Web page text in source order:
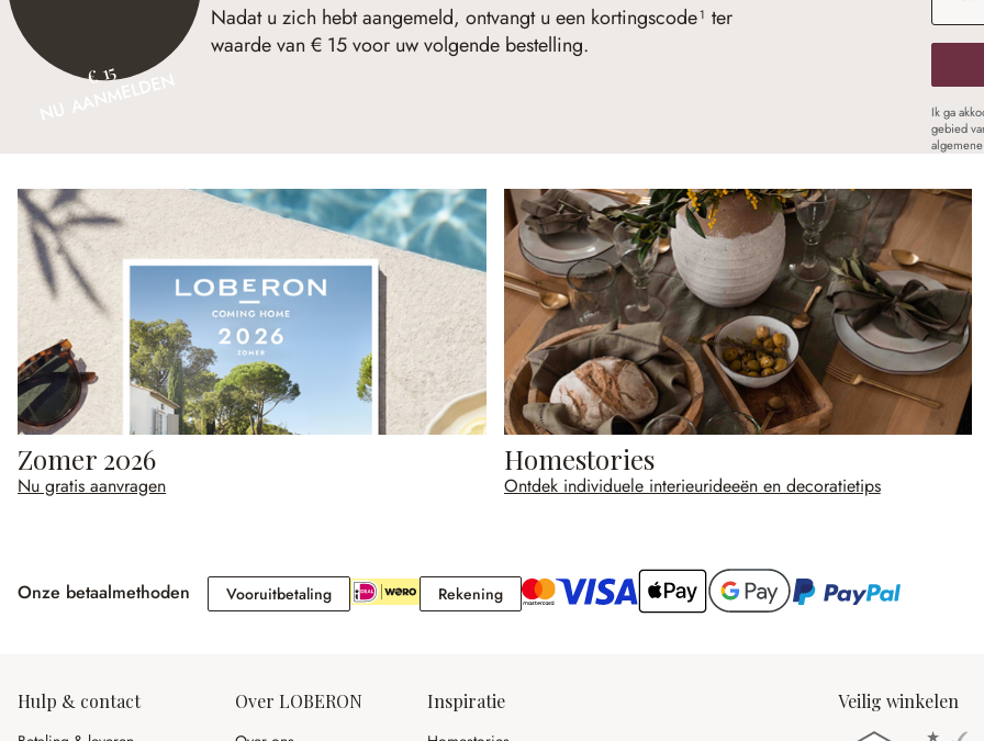
€ 15
NU AANMELDEN
Nadat u zich hebt aangemeld, ontvangt u een kortingscode¹ ter
waarde van € 15 voor uw volgende bestelling.
Ik ga
gebied
Zomer 2026
Nu gratis aanvragen
Homestories
Ontdek individuele interieurideeën en decoratietips
Onze betaalmethoden VooruitbetalingVooruitbetaling RekeningRekening
Hulp & contact Over LOBERON Inspiratie Veilig winkelen